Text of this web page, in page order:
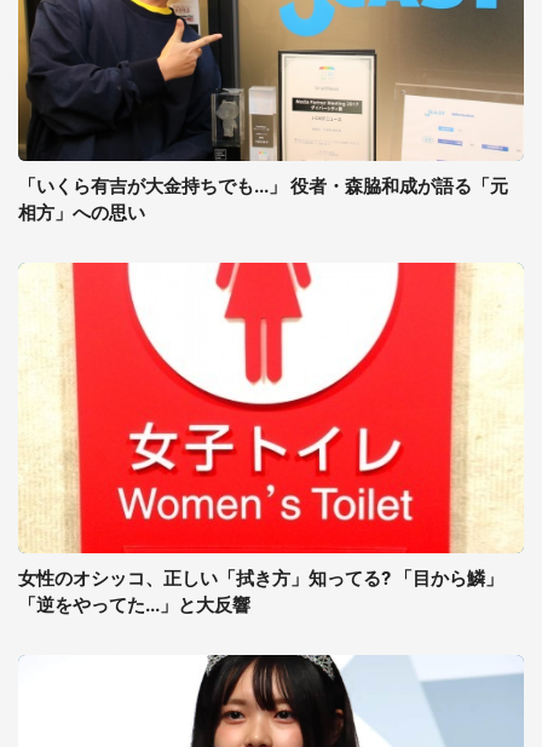
「いくら有吉が大金持ちでも...」 役者・森脇和成が語る「元
相方」への思い
女性のオシッコ、正しい「拭き方」知ってる? 「目から鱗」
「逆をやってた...」と大反響